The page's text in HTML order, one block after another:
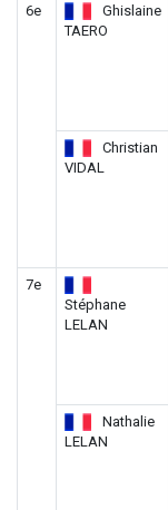
6e
Ghislaine
TAERO
Christian
VIDAL
7e
Stéphane
LELAN
Nathalie
LELAN